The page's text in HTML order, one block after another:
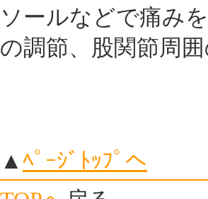
ソールなどで痛み
の調節、股関節周
▲ ﾍﾟｰｼﾞﾄｯﾌﾟへ